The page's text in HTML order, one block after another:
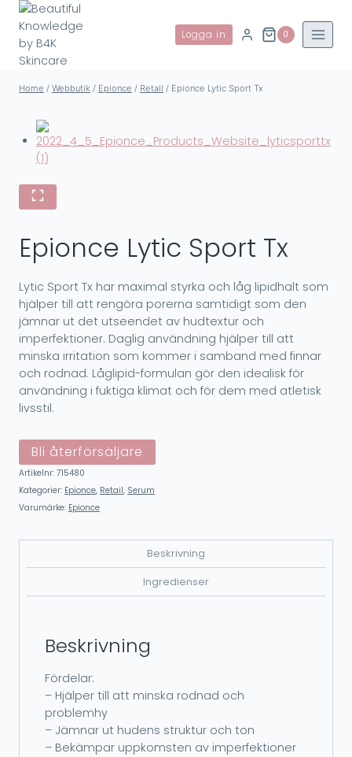
Skip
content
Logga in 0
Home / Webbutik / Epionce / Retail / Epionce Lytic Sport Tx
Epionce Lytic Sport Tx
Lytic Sport Tx har maximal styrka och låg lipidhalt som
hjälper till att rengöra porerna samtidigt som den
jämnar ut det utseendet av hudtextur och
imperfektioner. Daglig användning hjälper till att
minska irritation som kommer i samband med finnar
och rodnad. Låglipid-formulan gör den idealisk för
användning i fuktiga klimat och för dem med atletisk
livsstil.
Bli återförsäljare
Artikelnr: 715480
Kategorier: Epionce, Retail, Serum
Varumärke: Epionce
Beskrivning
Ingredienser
Beskrivning
Fördelar:
– Hjälper till att minska rodnad och
problemhy
– Jämnar ut hudens struktur och ton
– Bekämpar uppkomsten av imperfektioner